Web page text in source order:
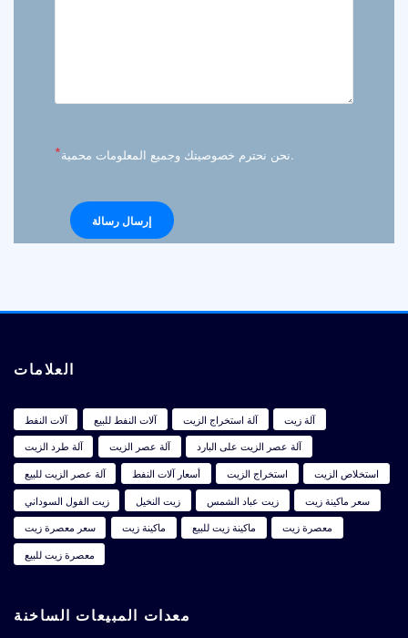
* نحن نحترم خصوصيتك وجميع المعلومات محمية.
العلامات
آلات النفط آلات النفط للبيع آلة استخراج الزيت
آلة زيت
آلة طرد الزيت
آلة عصر الزيت
آلة عصر الزيت على البارد
آلة عصر الزيت للبيع
أسعار آلات النفط استخراج الزيت
استخلاص الزيت
زيت الفول السوداني
زيت النخيل زيت عباد الشمس
سعر ماكينة زيت
سعر معصرة زيت
ماكينة زيت ماكينة زيت للبيع
معصرة زيت
معصرة زيت للبيع
معدات المبيعات الساخنة